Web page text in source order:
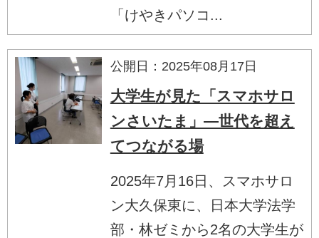
「けやきパソコ...
公開日：2025年08月17日
大学生が見た「スマホサロ
ンさいたま」―世代を超え
てつながる場
2025年7月16日、スマホサロ
ン大久保東に、日本大学法学
部・林ゼミから2名の大学生が